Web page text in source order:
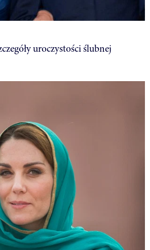
uroczystości ślubnej